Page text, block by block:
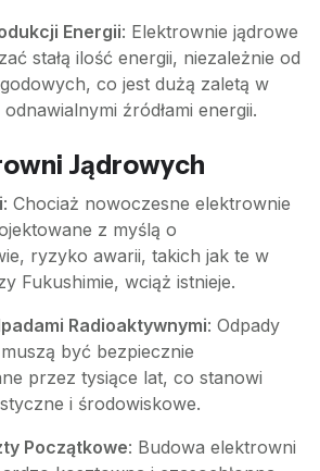
Energii: Elektrownie jądrowe
stałą ilość energii, niezależnie od
co jest dużą zaletą w
źródłami energii.
Jądrowych
: Chociaż nowoczesne elektrownie
z myślą o
ryzyko awarii, takich jak te w
Fukushimie, wciąż istnieje.
Radioaktywnymi: Odpady
być bezpiecznie
przez tysiące lat, co stanowi
i środowiskowe.
Początkowe: Budowa elektrowni